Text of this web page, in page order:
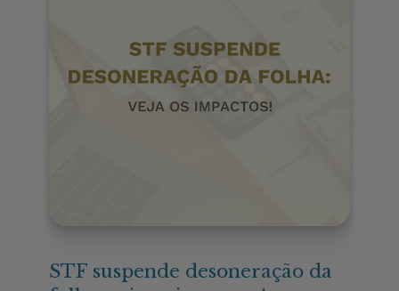
STF suspende desoneração da